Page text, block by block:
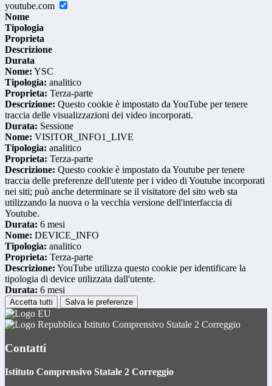
youtube.com
Nome
Tipologia
Proprieta
Descrizione
Durata
Nome: YSC
Tipologia: analitico
Proprieta: Terza-parte
Descrizione: Questo cookie è impostato da YouTube per tenere
traccia delle visualizzazioni dei video incorporati.
Durata: Sessione
Nome: VISITOR_INFO1_LIVE
Tipologia: analitico
Proprieta: Terza-parte
Descrizione: Questo cookie è impostato da Youtube per tenere
traccia delle preferenze dell'utente per i video di Youtube incorporati
nei siti; può anche determinare se il visitatore del sito web sta
utilizzando la nuova o la vecchia versione dell'interfaccia di
Youtube.
Durata: 6 mesi
Nome: DEVICE_INFO
Tipologia: analitico
Proprieta: Terza-parte
Descrizione: YouTube utilizza questo cookie per identificare la
tipologia di device utilizzata dall'utente.
Durata: 6 mesi
Accetta tutti Salva le preferenze
Istituto Comprensivo Statale 2 Correggio
Contatti
Istituto Comprensivo Statale 2 Correggio